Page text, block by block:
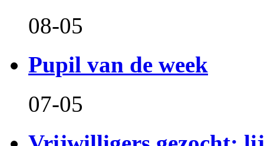
08-05
Pupil van de week
07-05